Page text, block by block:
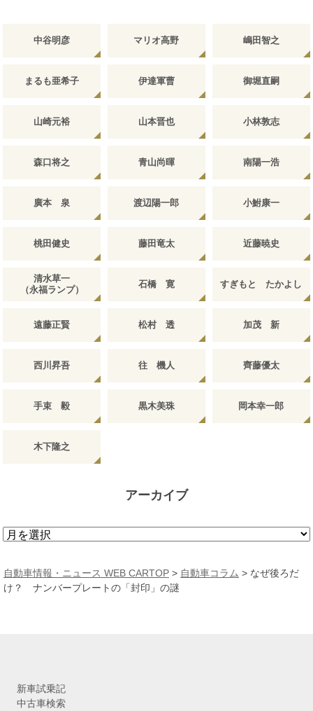
中谷明彦 マリオ高野 嶋田智之
まるも亜希子 伊達軍曹 御堀直嗣
山崎元裕 山本晋也 小林敦志
森口将之 青山尚暉 南陽一浩
廣本 泉 渡辺陽一郎 小鮒康一
桃田健史 藤田竜太 近藤暁史
清水草一
（永福ランプ）
石橋 寛 すぎもと たかよし
遠藤正賢 松村 透 加茂 新
西川昇吾 往 機人 齊藤優太
手束 毅 黒木美珠 岡本幸一郎
木下隆之
アーカイブ
ア
カ
イ
自動車情報・ニュース WEB CARTOP > 自動車コラム > なぜ後ろだ
け？ ナンバープレートの「封印」の謎
新車試乗記
中古車検索